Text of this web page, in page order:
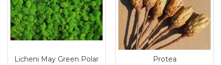
Licheni May Green Polar
Protea